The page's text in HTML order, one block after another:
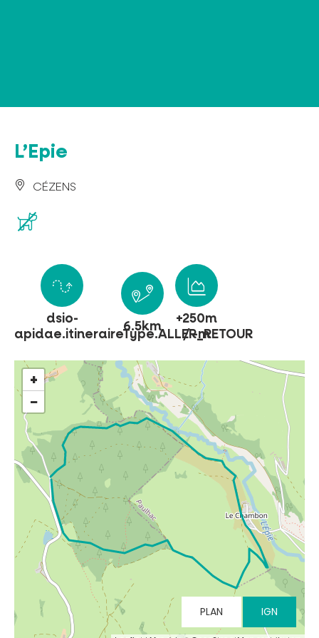
Venta de entradas en línea
Buscar
NO SE LO PIERDA
LA PLENA NATURALEZA
VISITAS Y SABER HACER
AGENDA
L’Epie
CÉZENS
dsio-
apidae.itineraireType.ALLER_RETOUR
6.5km
+250m
/ -m
+
−
PLAN IGN